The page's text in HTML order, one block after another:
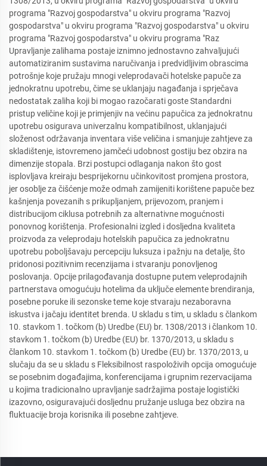
programa "Razvoj gospodarstva" u okviru programa "Razvoj
gospodarstva" u okviru programa "Razvoj gospodarstva" u okviru
programa "Razvoj gospodarstva" u okviru programa "Raz
Upravljanje zalihama postaje iznimno jednostavno zahvaljujući
automatiziranim sustavima naručivanja i predvidljivim obrascima
potrošnje koje pružaju mnogi veleprodavači hotelske papuče za
jednokratnu upotrebu, čime se uklanjaju nagađanja i sprječava
nedostatak zaliha koji bi mogao razočarati goste Standardni
pristup veličine koji je primjenjiv na većinu papučica za jednokratnu
upotrebu osigurava univerzalnu kompatibilnost, uklanjajući
složenost održavanja inventara više veličina i smanjuje zahtjeve za
skladištenje, istovremeno jamčeći udobnost gostiju bez obzira na
dimenzije stopala. Brzi postupci odlaganja nakon što gost
isplovljava kreiraju besprijekornu učinkovitost promjena prostora,
jer osoblje za čišćenje može odmah zamijeniti korištene papuče bez
kašnjenja povezanih s prikupljanjem, prijevozom, pranjem i
distribucijom ciklusa potrebnih za alternativne mogućnosti
ponovnog korištenja. Profesionalni izgled i dosljedna kvaliteta
proizvoda za veleprodaju hotelskih papučica za jednokratnu
upotrebu poboljšavaju percepciju luksuza i pažnju na detalje, što
pridonosi pozitivnim recenzijama i stvaranju ponovljenog
poslovanja. Opcije prilagođavanja dostupne putem veleprodajnih
partnerstava omogućuju hotelima da uključe elemente brendiranja,
posebne poruke ili sezonske teme koje stvaraju nezaboravna
iskustva i jačaju identitet brenda. U skladu s tim, u skladu s člankom
10. stavkom 1. točkom (b) Uredbe (EU) br. 1308/2013 i člankom 10.
stavkom 1. točkom (b) Uredbe (EU) br. 1370/2013, u skladu s
člankom 10. stavkom 1. točkom (b) Uredbe (EU) br. 1370/2013, u
slučaju da se u skladu s Fleksibilnost raspoloživih opcija omogućuje
se posebnim događajima, konferencijama i grupnim rezervacijama
u kojima tradicionalno upravljanje sadržajima postaje logistički
izazovno, osiguravajući dosljednu pružanje usluga bez obzira na
fluktuacije broja korisnika ili posebne zahtjeve.